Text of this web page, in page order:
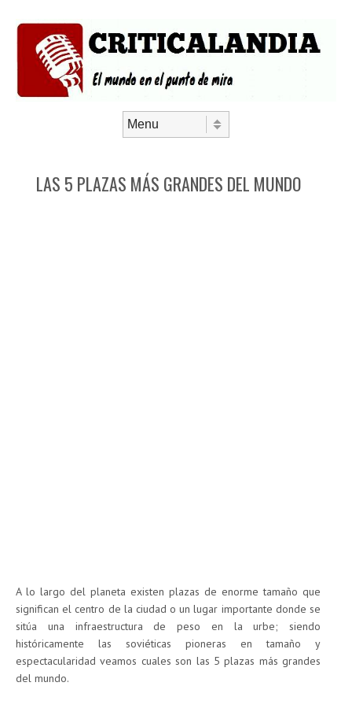
LAS 5 PLAZAS MÁS GRANDES DEL MUNDO
A lo largo del planeta existen plazas de enorme tamaño que
significan el centro de la ciudad o un lugar importante donde se
sitúa una infraestructura de peso en la urbe; siendo
históricamente las soviéticas pioneras en tamaño y
espectacularidad veamos cuales son las 5 plazas más grandes
del mundo.